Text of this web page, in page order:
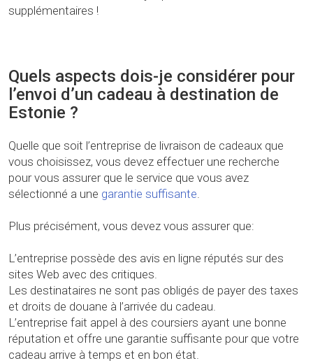
supplémentaires !
Quels aspects dois-je considérer pour
l’envoi d’un cadeau à destination de
Estonie ?
Quelle que soit l’entreprise de livraison de cadeaux que
vous choisissez, vous devez effectuer une recherche
pour vous assurer que le service que vous avez
sélectionné a une garantie suffisante.
Plus précisément, vous devez vous assurer que:
L’entreprise possède des avis en ligne réputés sur des
sites Web avec des critiques.
Les destinataires ne sont pas obligés de payer des taxes
et droits de douane à l’arrivée du cadeau.
L’entreprise fait appel à des coursiers ayant une bonne
réputation et offre une garantie suffisante pour que votre
cadeau arrive à temps et en bon état.